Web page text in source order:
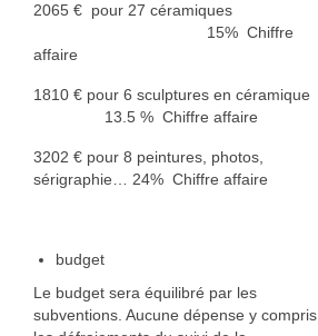
2065 € pour 27 céramiques
15% Chiffre
affaire
1810 € pour 6 sculptures en céramique
13.5 % Chiffre affaire
3202 € pour 8 peintures, photos,
sérigraphie… 24% Chiffre affaire
budget
Le budget sera équilibré par les
subventions. Aucune dépense y compris